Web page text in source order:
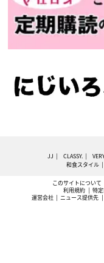
JJ CLASSY.
和食スタイル
このサイトについて
利用規約
特
運営会社
ニュース提供先